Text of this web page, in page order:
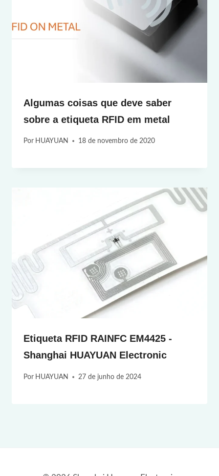
Algumas coisas que deve saber
sobre a etiqueta RFID em metal
Por HUAYUAN 18 de novembro de 2020
Etiqueta RFID RAINFC EM4425 -
Shanghai HUAYUAN Electronic
Por HUAYUAN 27 de junho de 2024